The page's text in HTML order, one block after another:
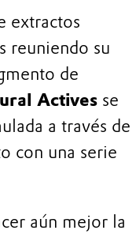
extractos
reuniendo su
de
Actives se
a través de
con una serie
aún mejor la